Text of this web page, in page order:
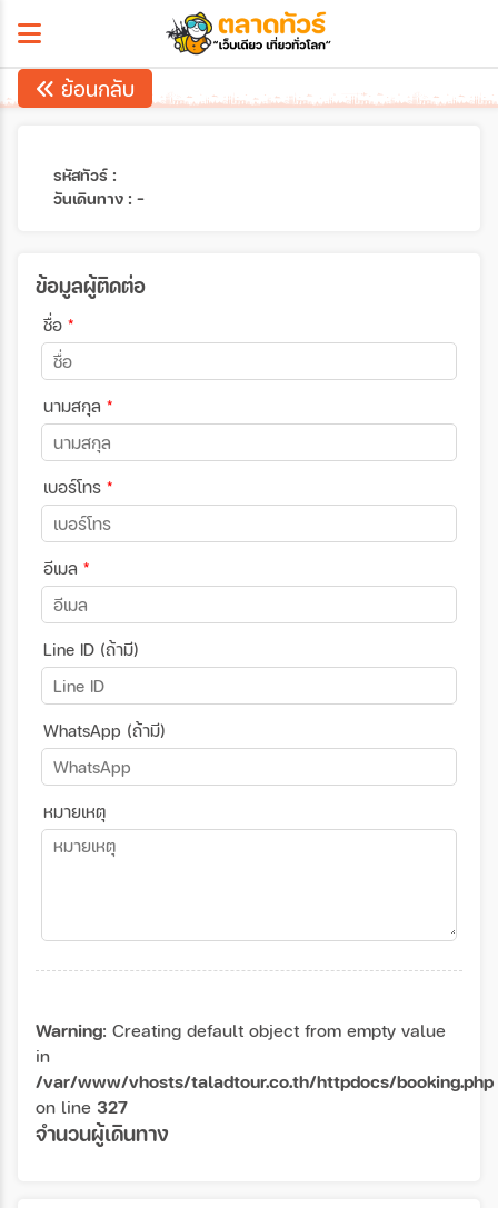
ย้อนกลับ
รหัสทัวร์ :
วันเดินทาง : -
ข้อมูลผู้ติดต่อ
ชื่อ *
นามสกุล *
เบอร์โทร *
อีเมล *
Line ID (ถ้ามี)
WhatsApp (ถ้ามี)
หมายเหตุ
Warning: Creating default object from empty value
in
/var/www/vhosts/taladtour.co.th/httpdocs/booking.php
on line 327
จำนวนผู้เดินทาง